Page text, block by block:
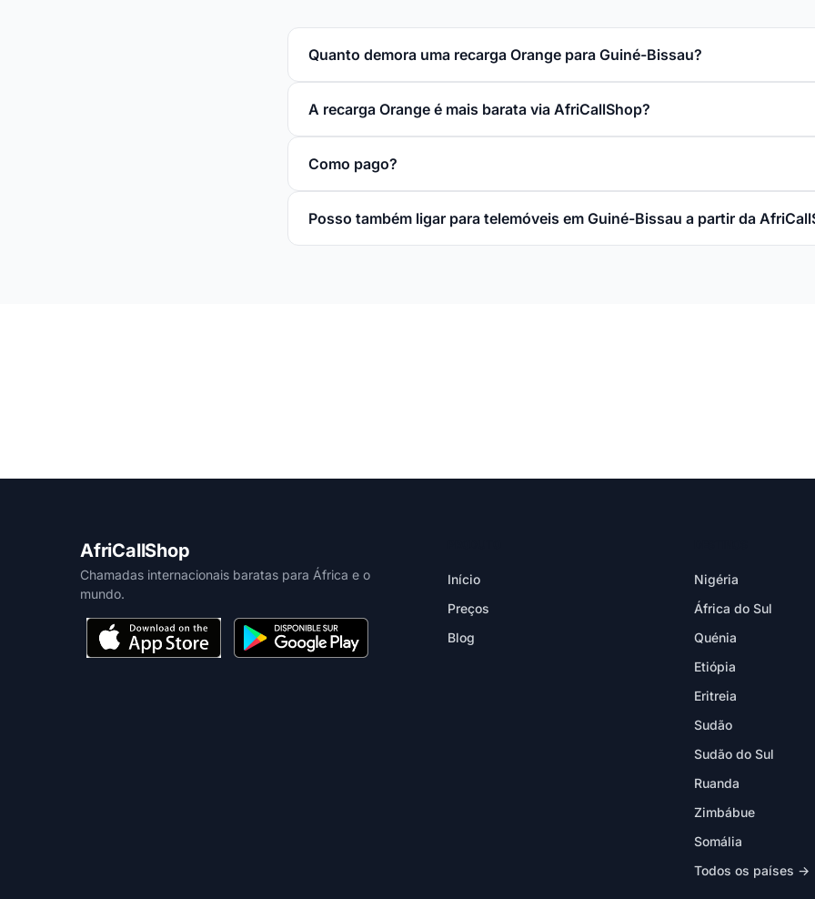
Quanto demora uma recarga Orange para Guiné-Bissau?
A recarga Orange é mais barata via AfriCallShop?
Como pago?
Posso também ligar para telemóveis em Guiné-Bissau a partir da
AfriCallShop
Chamadas internacionais baratas para África e o
mundo.
Início
Preços
Blog
Nigéria
África do Sul
Quénia
Etiópia
Eritreia
Sudão
Sudão do Sul
Ruanda
Zimbábue
Somália
Todos os países →